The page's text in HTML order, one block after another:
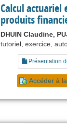
Calcul actuariel
produits
DHUIN Claudine,
tutoriel, exercice,
Présentation
Accéder à